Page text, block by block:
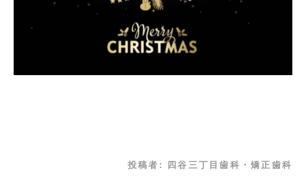
投稿者: 四谷三丁目歯科・矯正歯科